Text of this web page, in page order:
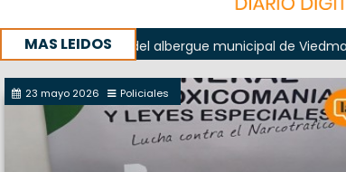
MAS LEIDOS
del albergue municipal de Viedma La
con un encuentro provincial en Roca
23 mayo 2026 Policiales